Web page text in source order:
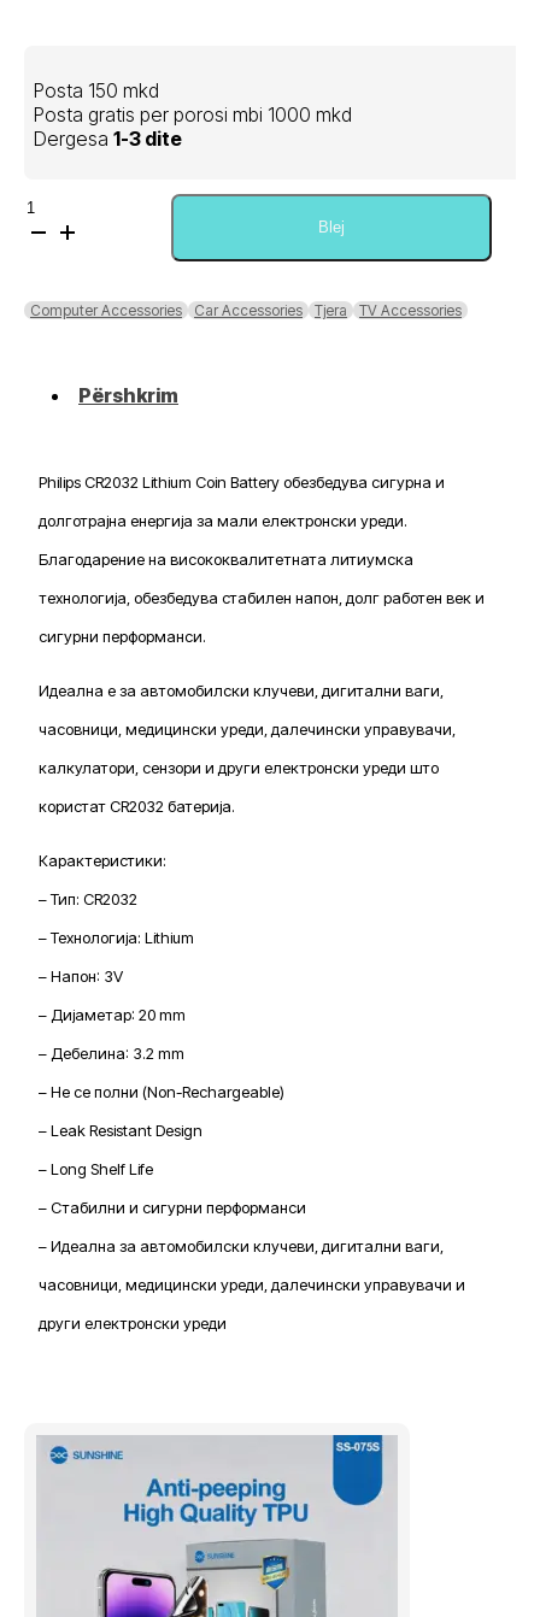
Posta 150 mkd
Posta gratis per porosi mbi 1000 mkd
Dergesa 1-3 dite
Sasi
Philips
Coin
Battery
Blej
Computer Accessories Car Accessories Tjera TV Accessories
Përshkrim
Philips CR2032 Lithium Coin Battery обезбедува сигурна и
долготрајна енергија за мали електронски уреди.
Благодарение на висококвалитетната литиумска
технологија, обезбедува стабилен напон, долг работен век и
сигурни перформанси.
Идеална е за автомобилски клучеви, дигитални ваги,
часовници, медицински уреди, далечински управувачи,
калкулатори, сензори и други електронски уреди што
користат CR2032 батерија.
Карактеристики:
– Тип: CR2032
– Технологија: Lithium
– Напон: 3V
– Дијаметар: 20 mm
– Дебелина: 3.2 mm
– Не се полни (Non-Rechargeable)
– Leak Resistant Design
– Long Shelf Life
– Стабилни и сигурни перформанси
– Идеална за автомобилски клучеви, дигитални ваги,
часовници, медицински уреди, далечински управувачи и
други електронски уреди